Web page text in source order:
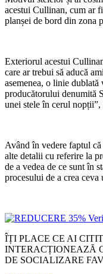
acestui Cullinan, cum ar
planșei de bord din zona
Exteriorul acestui
care ar trebui să aducă
asemenea, o linie
producătorului denumită
unei stele în cerul nopții”,
Având în vedere faptul
alte detalii cu referire la
de a vedea de ce sunt în
procesului de a crea
ÎȚI PLACE CE AI
INTERACȚIONEAZĂ
DE SOCIALIZARE